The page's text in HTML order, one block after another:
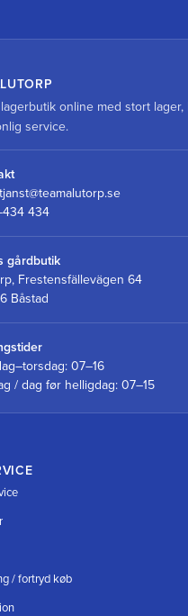
online med stort
service.
434 434
gårdbutik
Frestensfällevägen 64
Båstad
07–16
/ dag før helligdag: 07–15
/ fortryd køb